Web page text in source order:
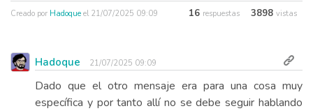
Creado por Hadoque el 21/07/2025 09:09 16 respuestas 3898 vistas
Hadoque 21/07/2025 09:09
Dado que el otro mensaje era para una cosa muy
específica y por tanto allí no se debe seguir hablando